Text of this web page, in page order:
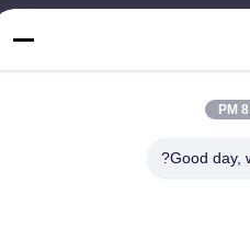
شيامين، الصين
مدينة تشونغوو، كوانتشو، فوجيان،
Good